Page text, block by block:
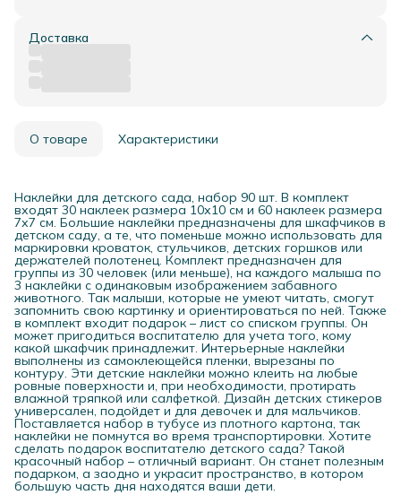
Доставка
О товаре Характеристики
Наклейки для детского сада, набор 90 шт. В комплект
входят 30 наклеек размера 10х10 см и 60 наклеек размера
7х7 см. Большие наклейки предназначены для шкафчиков в
детском саду, а те, что поменьше можно использовать для
маркировки кроваток, стульчиков, детских горшков или
держателей полотенец. Комплект предназначен для
группы из 30 человек (или меньше), на каждого малыша по
3 наклейки с одинаковым изображением забавного
животного. Так малыши, которые не умеют читать, смогут
запомнить свою картинку и ориентироваться по ней. Также
в комплект входит подарок – лист со списком группы. Он
может пригодиться воспитателю для учета того, кому
какой шкафчик принадлежит. Интерьерные наклейки
выполнены из самоклеющейся пленки, вырезаны по
контуру. Эти детские наклейки можно клеить на любые
ровные поверхности и, при необходимости, протирать
влажной тряпкой или салфеткой. Дизайн детских стикеров
универсален, подойдет и для девочек и для мальчиков.
Поставляется набор в тубусе из плотного картона, так
наклейки не помнутся во время транспортировки. Хотите
сделать подарок воспитателю детского сада? Такой
красочный набор – отличный вариант. Он станет полезным
подарком, а заодно и украсит пространство, в котором
большую часть дня находятся ваши дети.